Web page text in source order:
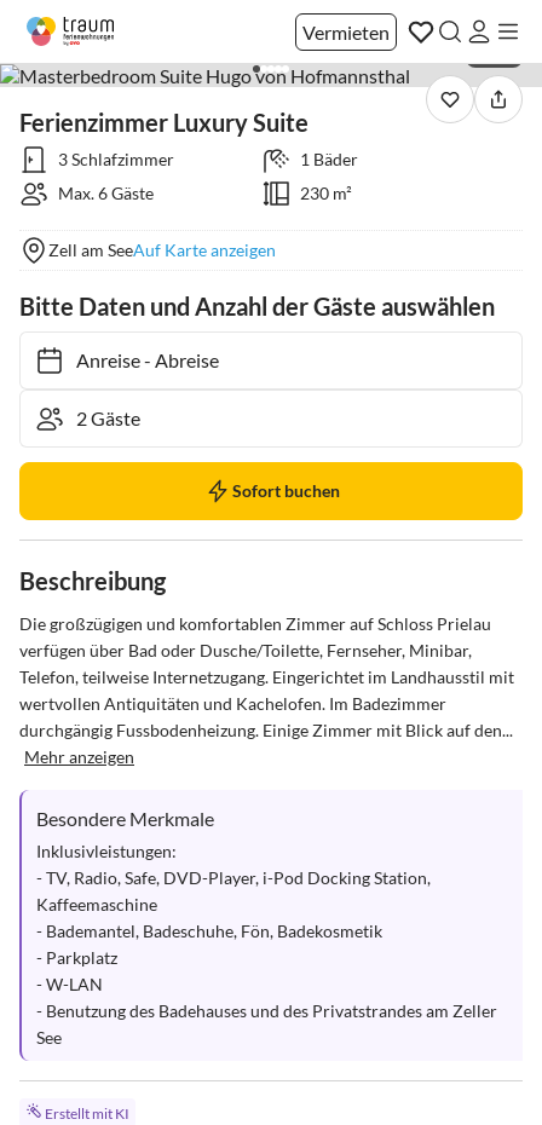
Vermieten
Ferienzimmer Luxury Suite
3 Schlafzimmer
1 Bäder
Max. 6 Gäste
230 m²
Zell am SeeAuf Karte anzeigen
Bitte Daten und Anzahl der Gäste auswählen
Anreise- Abreise
Sofort buchen
Beschreibung
Die großzügigen und komfortablen Zimmer auf Schloss Prielau
verfügen über Bad oder Dusche/Toilette, Fernseher, Minibar,
Telefon, teilweise Internetzugang. Eingerichtet im Landhausstil mit
wertvollen Antiquitäten und Kachelofen. Im Badezimmer
durchgängig Fussbodenheizung. Einige Zimmer mit Blick auf den...
Mehr anzeigen
Besondere Merkmale
Inklusivleistungen:
- TV, Radio, Safe, DVD-Player, i-Pod Docking Station,
Kaffeemaschine
- Bademantel, Badeschuhe, Fön, Badekosmetik
- Parkplatz
- W-LAN
- Benutzung des Badehauses und des Privatstrandes am Zeller
See
Erstellt mit KI